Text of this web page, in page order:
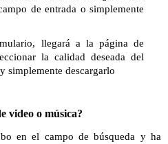
de entrada o simplemente
llegará a la página de
la calidad deseada del
simplemente descargarlo
video o música?
en el campo de búsqueda y ha